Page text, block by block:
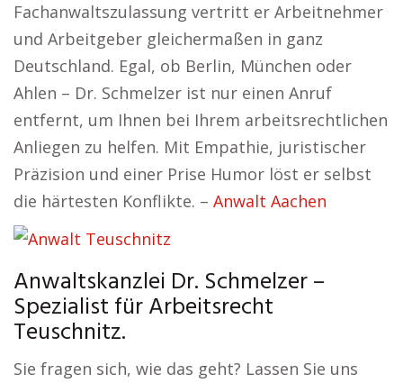
Fachanwaltszulassung vertritt er Arbeitnehmer
und Arbeitgeber gleichermaßen in ganz
Deutschland. Egal, ob Berlin, München oder
Ahlen – Dr. Schmelzer ist nur einen Anruf
entfernt, um Ihnen bei Ihrem arbeitsrechtlichen
Anliegen zu helfen. Mit Empathie, juristischer
Präzision und einer Prise Humor löst er selbst
die härtesten Konflikte. – Anwalt Aachen
Anwaltskanzlei Dr. Schmelzer –
Spezialist für Arbeitsrecht
Teuschnitz.
Sie fragen sich, wie das geht? Lassen Sie uns